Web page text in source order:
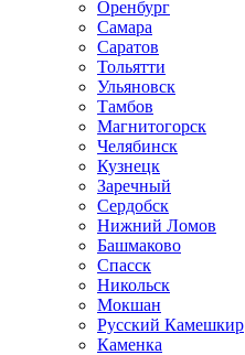
Оренбург
Самара
Саратов
Тольятти
Ульяновск
Тамбов
Магнитогорск
Челябинск
Кузнецк
Заречный
Сердобск
Нижний Ломов
Башмаково
Спасск
Никольск
Мокшан
Русский Камешкир
Каменка